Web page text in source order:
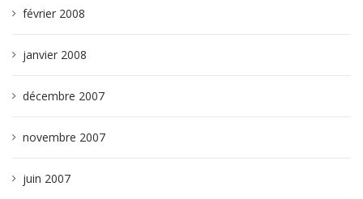
février 2008
janvier 2008
décembre 2007
novembre 2007
juin 2007